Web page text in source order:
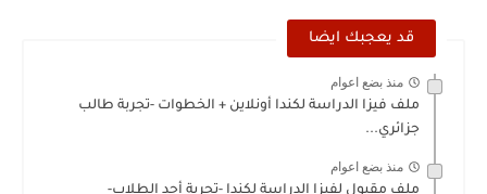
قد يعجبك ايضا
منذ بضع اعوام
ملف فيزا الدراسة لكندا أونلاين + الخطوات -تجربة طالب
جزائري...
منذ بضع اعوام